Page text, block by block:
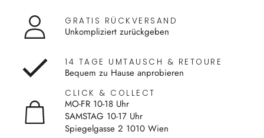
GRATIS RÜCKVERSAND
Unkompliziert zurückgeben
14 TAGE UMTAUSCH & RETOURE
Bequem zu Hause anprobieren
CLICK & COLLECT
MO-FR 10-18 Uhr
SAMSTAG 10-17 Uhr
Spiegelgasse 2 1010 Wien